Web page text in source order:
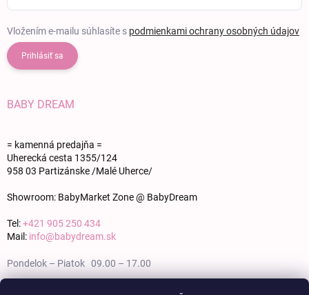
Vložením e-mailu súhlasíte s podmienkami ochrany osobných údajov
Prihlásiť sa
BABY DREAM
= kamenná predajňa =
Uherecká cesta 1355/124
958 03 Partizánske /Malé Uherce/
Showroom: BabyMarket Zone @ BabyDream
Tel:+421 905 250 434
Mail: info@babydream.sk
Pondelok – Piatok 09.00 – 17.00